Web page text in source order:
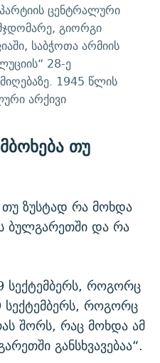
ცენტრალური
გიორგი
საბჭოთა არმიის
28-ე
1945 წლის
არქივი
თუ
ზუსტად რა მოხდა
ბულგარეთში და რა
სექტემბერს, როგორც
როგორც
შორს, რაც მოხდა ამ
განსხვავებაა“.